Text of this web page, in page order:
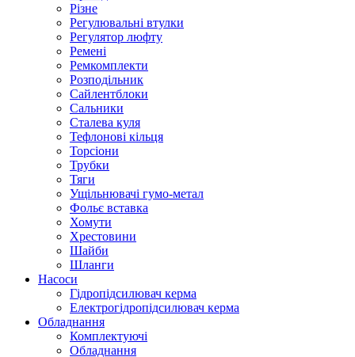
Різне
Регулювальні втулки
Регулятор люфту
Ремені
Ремкомплекти
Розподільник
Сайлентблоки
Сальники
Сталева куля
Тефлонові кільця
Торсіони
Трубки
Тяги
Ущільнювачі гумо-метал
Фольє вставка
Хомути
Хрестовини
Шайби
Шланги
Насоси
Гідропідсилювач керма
Електрогідропідсилювач керма
Обладнання
Комплектуючі
Обладнання